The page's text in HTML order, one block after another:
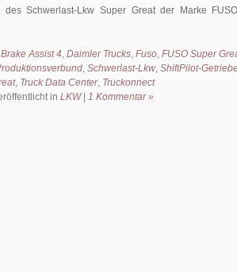
des Schwerlast-Lkw Super Great der Marke
Assist 4, Daimler Trucks, Fuso, FUSO Super
, Schwerlast-Lkw, ShiftPilot-
, Truck Data Center, Truckonnect
in LKW| 1 Kommentar »